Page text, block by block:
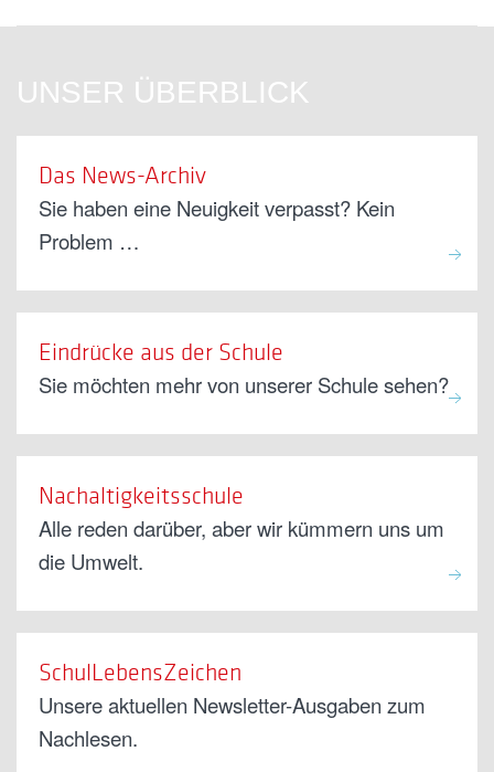
UNSER ÜBERBLICK
Das News-Archiv
Sie haben eine Neuigkeit verpasst? Kein
Problem …
Eindrücke aus der Schule
Sie möchten mehr von unserer Schule sehen?
Nachaltigkeitsschule
Alle reden darüber, aber wir kümmern uns um
die Umwelt.
SchulLebensZeichen
Unsere aktuellen Newsletter-Ausgaben zum
Nachlesen.